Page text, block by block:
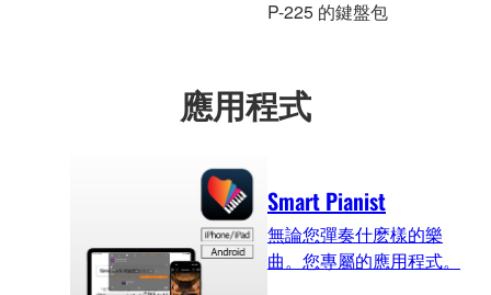
P-225 的鍵盤包
應用程式
Smart Pianist
無論您彈奏什麽樣的樂
曲。您專屬的應用程式。